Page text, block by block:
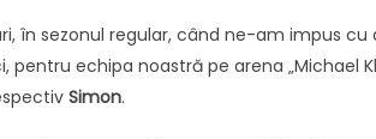
sezonul regular, când ne-am impus cu
pentru echipa noastră pe arena „Michael
Simon.